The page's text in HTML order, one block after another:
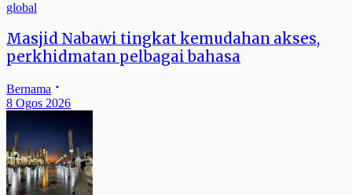
global
Masjid Nabawi tingkat kemudahan akses,
perkhidmatan pelbagai bahasa
Bernama
8 Ogos 2026